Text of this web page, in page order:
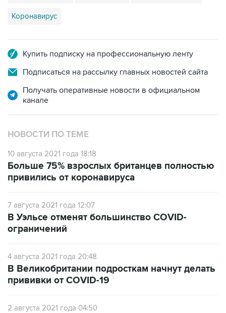
Коронавирус
Купить подписку на профессиональную ленту
Подписаться на рассылку главных новостей сайта
Получать оперативные новости в официальном
канале
НОВОСТИ ПО ТЕМЕ
10 августа 2021 года 18:18
Больше 75% взрослых британцев полностью
привились от коронавируса
7 августа 2021 года 12:07
В Уэльсе отменят большинство COVID-
ограничений
4 августа 2021 года 20:48
В Великобритании подросткам начнут делать
прививки от COVID-19
2 августа 2021 года 04:50